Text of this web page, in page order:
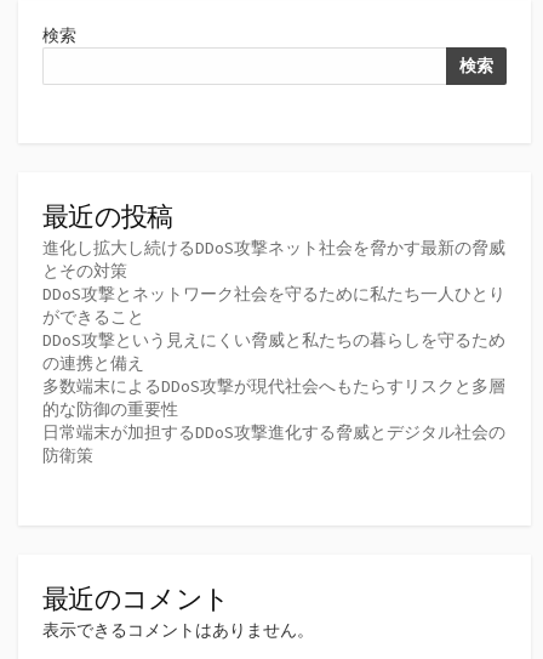
ペ
り
検索
検索
最近の投稿
進化し拡大し続けるDDoS攻撃ネット社会を脅かす最新の脅威
とその対策
DDoS攻撃とネットワーク社会を守るために私たち一人ひとり
ができること
DDoS攻撃という見えにくい脅威と私たちの暮らしを守るため
の連携と備え
多数端末によるDDoS攻撃が現代社会へもたらすリスクと多層
的な防御の重要性
日常端末が加担するDDoS攻撃進化する脅威とデジタル社会の
防衛策
最近のコメント
表示できるコメントはありません。